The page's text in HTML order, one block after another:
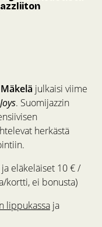
julkaisi viime
. Suomijazzin
herkästä
eläkeläiset 10 € /
kortti, ei bonusta)
lippukassa ja